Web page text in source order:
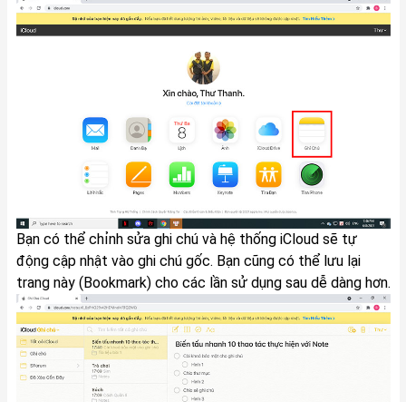
Bạn có thể chỉnh sửa ghi chú và hệ thống iCloud sẽ tự
động cập nhật vào ghi chú gốc. Bạn cũng có thể lưu lại
trang này (Bookmark) cho các lần sử dụng sau dễ dàng hơn.